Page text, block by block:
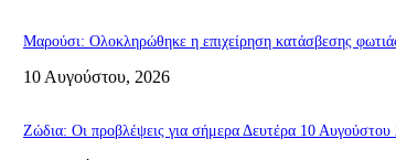
Μαρούσι: Ολοκληρώθηκε η επιχείρηση κατάσβεσης
10 Αυγούστου, 2026
Ζώδια: Οι προβλέψεις για σήμερα Δευτέρα 10 Αυγούστου